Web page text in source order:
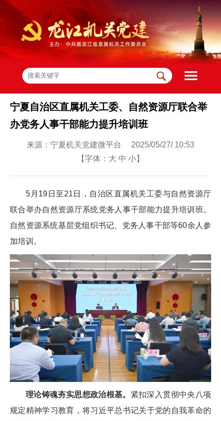
宁夏自治区直属机关工委、自然资源厅联合举
办党务人事干部能力提升培训班
来源：宁夏机关党建微平台 2025/05/27/ 10:53
【字体： 大 中 小】
5月19日至21日，自治区直属机关工委与自然资源厅
联合举办自然资源厅系统党务人事干部能力提升培训班。
自然资源系统基层党组织书记、党务人事干部等60余人参
加培训。
理论铸魂夯实思想政治根基。 紧扣深入贯彻中央八项
规定精神学习教育，将习近平总书记关于党的自我革命的